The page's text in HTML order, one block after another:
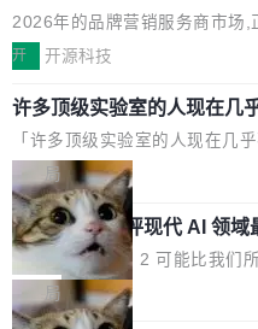
东西：一个带网页上下文的聊天
页面的文本，然后把文本丢给大
段回答。仅此而已。 这当然有
意思。比如我在一个后台管理系
个表单字段，每个字段还有联
想...
造，整机长度仅16厘米，提供
与80PLUS钛金能效；支持ATX
规范，结合服务器级元件、完善
实时LCD监控屏，可充分满足当
的严苛使用需求。 澎湃功率，
600PG5 AI TOP具备强悍输出
机身尺寸大幅精简。整机长度仅
功率段机身尺寸十分紧凑的
巧机身有效提升市面主流标准
从流量思维到品牌资产思维
2026年的品牌营销服务商市场,
的价值重构。全球全案品牌代理
复合增长率达5.44%,预计2032
元。数字广告与公共关系相关
25年的8463亿美元扩张至2026
元。数字的背后是一个清晰的
业化营销服务的需求从未如此迫
的同时,服务商的竞争逻辑正在
Agency年度合辑的观察指出,“产
者最近的载体,在整个品牌营销
开 开源科技
许多顶级实验室的人现在几
了
「许多顶级实验室的人现在几
且他们认为 ICLR/ICML/
度宣传和欺诈。」 OpenAI 研
n 这条推文引发了广泛讨论。他
话，他是说出了一个圈内人尽皆
破的事实。 Jordan 随后补充了
「我不认为这些会议上大部分论
局
xAI 前工程师评现代 AI 领域
3 开源项目
Flash Attention 2 可能比我们
这句话不是来自某个技术博客
Pham 的一条推文。Hieu
局